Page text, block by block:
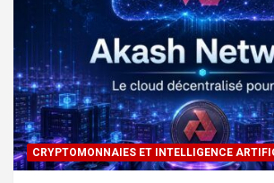
CRYPTOMONNAIES ET INTELLIGENCE